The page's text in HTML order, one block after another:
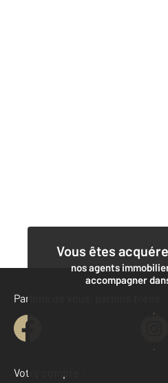
Vous êtes
nos agents
accompagner
Contacter
Demander
Parlons de vous, parlons biens
Votre compte :